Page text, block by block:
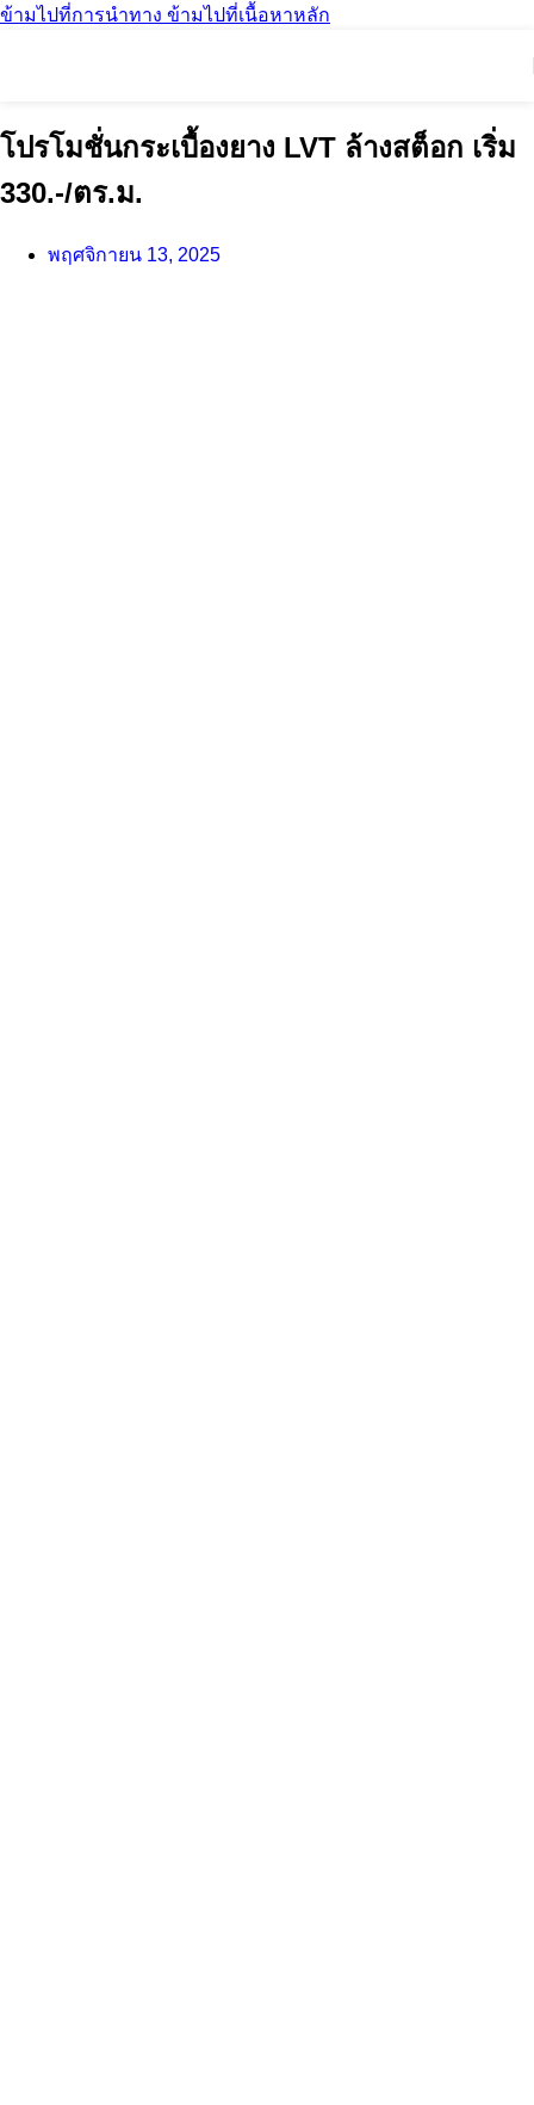
ข้ามไปที่การนำทาง ข้ามไปที่เนื้อหาหลัก
โปรโมชั่นกระเบื้องยาง LVT ล้างสต็อก เริ่ม
330.-/ตร.ม.
พฤศจิกายน 13, 2025